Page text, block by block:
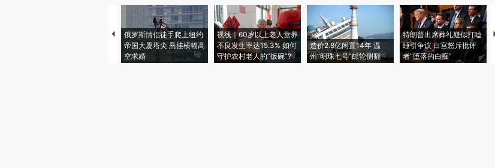
俄罗斯情侣徒手爬上纽约
帝国大厦塔尖 悬挂横幅高
空求婚
视线｜60岁以上老人营养
不良发生率达15.3% 如何
守护农村老人的“饭碗”?
造价2.8亿闲置14年 温
州“明珠七号”邮轮侧翻
特朗普出席葬礼疑似打瞌
睡引争议 白宫怒斥批评
者“堕落的白痴”